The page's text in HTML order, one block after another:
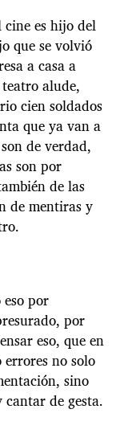
es hijo del
que se volvió
a casa a
alude,
cien soldados
que ya van a
de verdad,
son por
de las
de mentiras y
por
por
eso, que en
no solo
sino
de gesta.